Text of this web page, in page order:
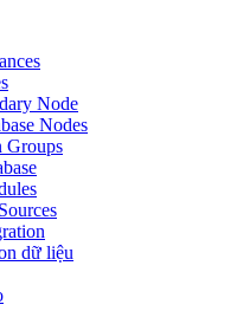
Node
Nodes
Groups
dữ liệu